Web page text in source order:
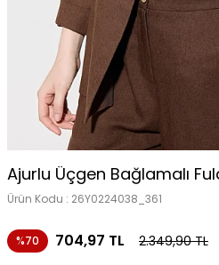
Ajurlu Üçgen Bağlamalı
Ürün Kodu : 26Y0224038_361
%70 704,97 TL 2.349,90TL